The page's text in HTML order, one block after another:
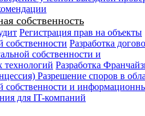
собственность
Регистрация прав на объекты
собственности Разработка
собственности и
Разработка
Разрешение споров в
собственности и
для IT-компаний